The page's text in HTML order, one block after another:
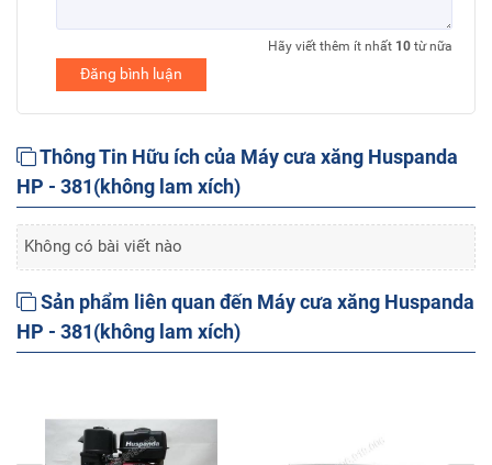
Hãy viết thêm ít nhất 10 từ nữa
Đăng bình luận
Thông Tin Hữu ích của Máy cưa xăng Huspanda
HP - 381(không lam xích)
Không có bài viết nào
Sản phẩm liên quan đến Máy cưa xăng Huspanda
HP - 381(không lam xích)